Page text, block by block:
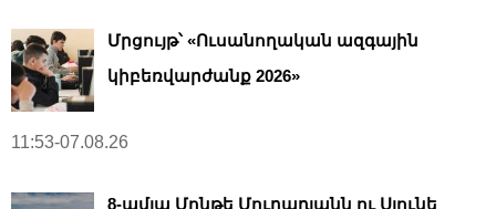
Մրցույթ՝ «Ուսանողական ազգային
կիբեռվարժանք 2026»
11:53-07.08.26
8-ամյա Մոնթե Մուրադյանն ու Սյունե